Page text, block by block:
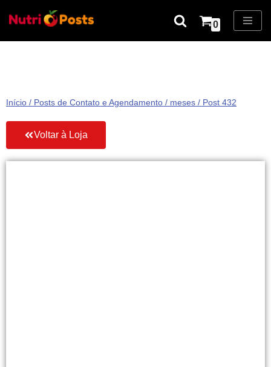
0
Início / Posts de Contato e Agendamento / meses / Post 432
Voltar à Loja